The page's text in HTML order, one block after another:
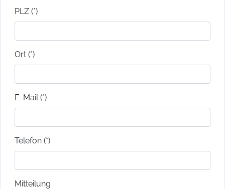
PLZ (*)
Ort (*)
E-Mail (*)
Telefon (*)
Mitteilung